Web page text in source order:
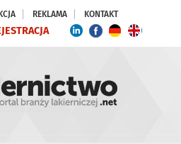
REKLAMA KONTAKT